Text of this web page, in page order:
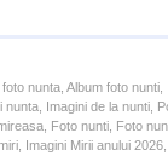
nunta, Album foto
nunta, Imagini de la nunti,
Foto nunti, Foto
Imagini Mirii anului